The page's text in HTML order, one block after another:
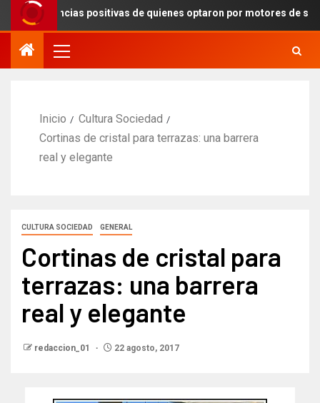
positivas de quienes optaron por motores de segunda
Inicio
Cultura Sociedad
Cortinas de cristal para terrazas: una barrera
real y elegante
CULTURA SOCIEDAD GENERAL
Cortinas de cristal para
terrazas: una barrera
real y elegante
redaccion_01 22 agosto, 2017